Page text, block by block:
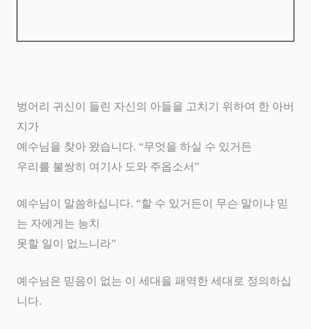
벙어리 귀신이 들린 자신의 아들을 고치기 위하여 한 아버
지가
예수님을 찾아 왔습니다. “무엇을 하실 수 있거든
우리를 불쌍히 여기사 도와 주옵소서”
예수님이 말씀하십니다. “할 수 있거든이 무슨 말이냐 믿
는 자에게는 능치
못할 일이 없느니라”
예수님은 믿음이 없는 이 세대을 패역한 세대로 정의하십
니다.